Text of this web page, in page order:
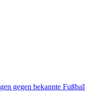
gegen bekannte